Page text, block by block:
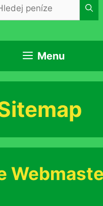
Menu